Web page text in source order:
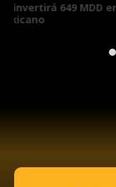
Aumentan los
Aguascalientes